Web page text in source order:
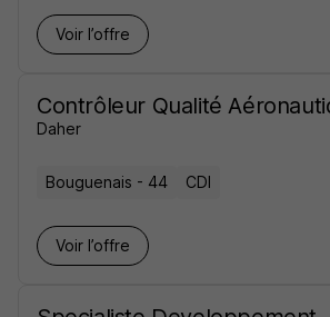
Voir l’offre
Contrôleur Qualité
Daher
Bouguenais - 44 CDI
Voir l’offre